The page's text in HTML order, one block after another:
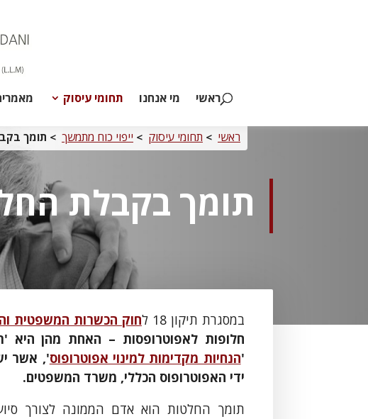
ראשי מי אנחנו תחומי עיסוק
ראשי > תחומי עיסוק > ייפוי כוח מתמשך > תומך
תומך בקבלת
במסגרת תיקון 18 ל חוק הכשרות המשפטית
חלופות לאפוטרופסות – האחת מהן היא '
'הנחיות מקדימות למינוי אפוטרופוס', אשר
ידי האפוטרופוס הכללי, משרד המשפטים.
תומך החלטות הוא אדם הממונה לצורך